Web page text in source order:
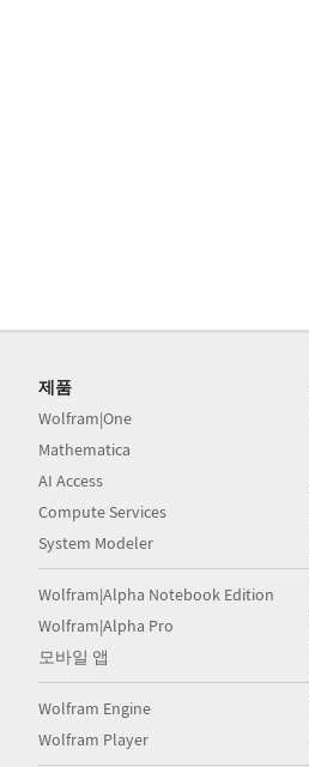
제품
Wolfram|One
Mathematica
AI Access
Compute Services
System Modeler
Wolfram|Alpha Notebook Edition
Wolfram|Alpha Pro
모바일 앱
Wolfram Engine
Wolfram Player